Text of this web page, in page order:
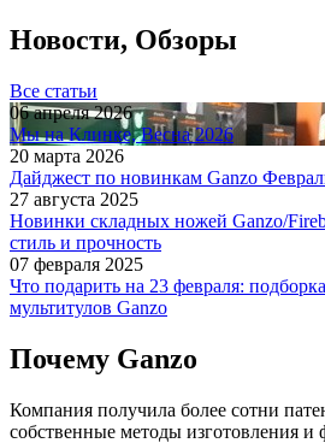
Новости, Обзоры
Все статьи
06 апреля 2026
Мы на Клинке, Весна 2026
20 марта 2026
Дайджест по новинкам Ganzo
27 августа 2025
Новинки складных ножей Ganzo/
стиль и прочность
07 февраля 2025
Что подарить на 23 февраля:
мультитулов Ganzo
Почему Ganzo
Компания получила более сотни
собственные методы изготовления и